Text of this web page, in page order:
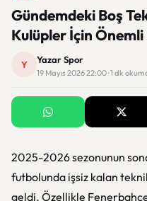
Gündemdeki Boş
Kulüpler İçin
Y Yazar Spor
19 Mayıs 2026 22:00 · 1 dk
2025-2026 sezonunun
futbolunda işsiz kalan
geldi. Özellikle